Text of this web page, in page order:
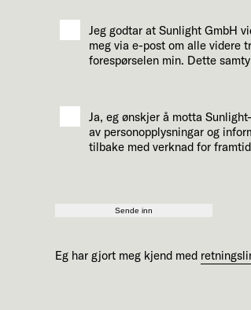
Jeg godtar at Sunlight GmbH
meg via e-post om alle videre
forespørselen min. Dette
Ja, eg ønskjer å motta
av personopplysningar og
tilbake med verknad for
Sende inn
Eg har gjort meg kjend med